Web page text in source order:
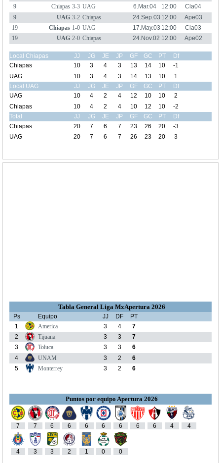
9
Chiapas 3-3 UAG 6.Mar.04 12:00
Cla04
9
UAG 3-2 Chiapas 24.Sep.03 12:00
Ape03
19
Chiapas 1-0 UAG 17.May.03 12:00
Cla03
19
UAG 2-0 Chiapas 24.Nov.02 12:00 Ape02
Local Chiapas JJ JG JE JP GF GC PT
Df
Chiapas
10 3 4 3 13 14 10
-1
UAG
10 3 4 3 14 13 10
1
Local UAG
JJ JG JE JP GF GC PT
Df
UAG
10 4 2 4 12 10 10
2
Chiapas
10 4 2 4 10 12 10
-2
Total
JJ JG JE JP GF GC PT
Df
Chiapas
20 7 6 7 23 26 20
-3
UAG
20 7 6 7 26 23 20 3
Tabla General Liga MxApertura 2026
Ps Equipo JJ DF
PT
1
America 3 4
7
2
Tijuana 3 3
7
3
Toluca 3 3
6
4
UNAM 3 2
6
5
Monterrey 3 2 6
Puntos por equipo Apertura 2026
7 7 6 6 6 6 6 6 6 4 4
4 3 3 2 1 0 0